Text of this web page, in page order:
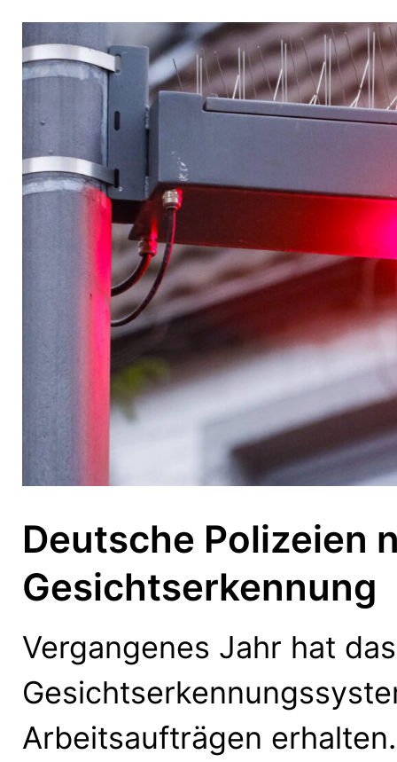
Deutsche Polizeien
Gesichtserkennung
Vergangenes Jahr hat
Arbeitsaufträgen